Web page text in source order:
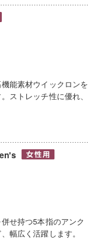
能素材ウイックロンを
ストレッチ性に優れ、
せ持つ5本指のアンク
幅広く活躍します。